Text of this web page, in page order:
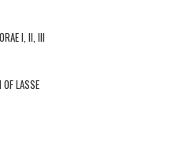
I, II, III
LASSE